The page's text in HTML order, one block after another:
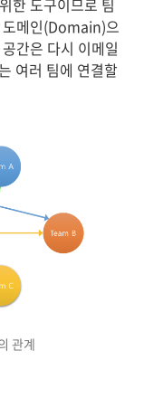
메인(Domain)으
간은 다시 이메일
여러 팀에 연결할
관계